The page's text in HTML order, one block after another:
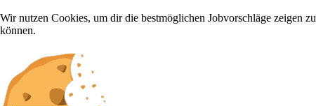
Karriere-Tipps
Anmelden
Wir nutzen Cookies, um dir die bestmöglichen Jobvorschläge zeigen zu
können.